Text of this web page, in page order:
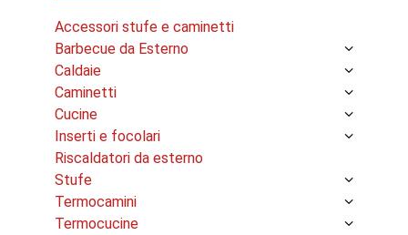
Accessori stufe e caminetti
Barbecue da Esterno
Caldaie
Caminetti
Cucine
Inserti e focolari
Riscaldatori da esterno
Stufe
Termocamini
Termocucine